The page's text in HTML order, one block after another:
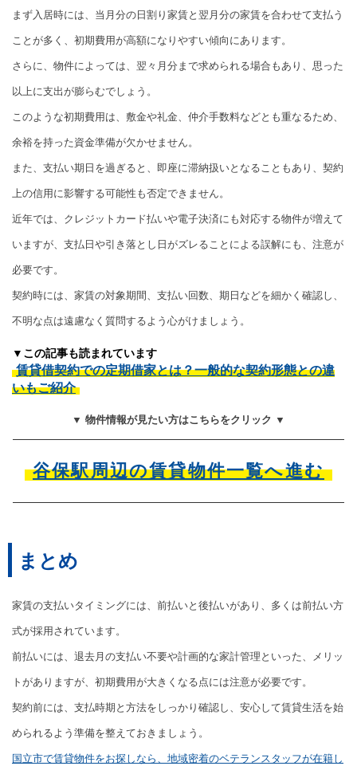
まず入居時には、当月分の日割り家賃と翌月分の家賃を合わせて支払う
ことが多く、初期費用が高額になりやすい傾向にあります。
さらに、物件によっては、翌々月分まで求められる場合もあり、思った
以上に支出が膨らむでしょう。
このような初期費用は、敷金や礼金、仲介手数料などとも重なるため、
余裕を持った資金準備が欠かせません。
また、支払い期日を過ぎると、即座に滞納扱いとなることもあり、契約
上の信用に影響する可能性も否定できません。
近年では、クレジットカード払いや電子決済にも対応する物件が増えて
いますが、支払日や引き落とし日がズレることによる誤解にも、注意が
必要です。
契約時には、家賃の対象期間、支払い回数、期日などを細かく確認し、
不明な点は遠慮なく質問するよう心がけましょう。
▼この記事も読まれています
賃貸借契約での定期借家とは？一般的な契約形態との違
いもご紹介
▼ 物件情報が見たい方はこちらをクリック ▼
谷保駅周辺の賃貸物件一覧へ進む
まとめ
家賃の支払いタイミングには、前払いと後払いがあり、多くは前払い方
式が採用されています。
前払いには、退去月の支払い不要や計画的な家計管理といった、メリッ
トがありますが、初期費用が大きくなる点には注意が必要です。
契約前には、支払時期と方法をしっかり確認し、安心して賃貸生活を始
められるよう準備を整えておきましょう。
国立市で賃貸物件をお探しなら、地域密着のベテランスタッフが在籍し